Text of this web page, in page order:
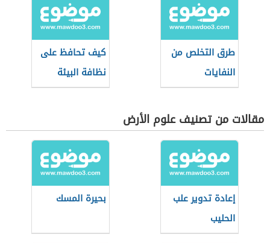
طرق التخلص من
النفايات
كيف تحافظ على
نظافة البيئة
مقالات من تصنيف علوم الأرض
إعادة تدوير علب
الحليب
بحيرة المسك